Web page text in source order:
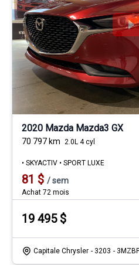
2020 Mazda Mazda3 GX
70 797 km 2.0L 4 cyl
• SKYACTIV • SPORT LUXE
81 $ /sem
Achat 72 mois
19 495$
Capitale Chrysler - 3203 -